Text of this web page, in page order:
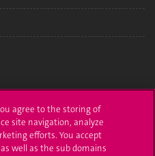
agree to the storing of
site navigation, analyze
efforts. You accept
well as the sub domains